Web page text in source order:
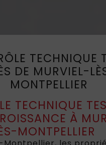
TECHNIQUE
DE MURVIEL-
MONTPELLIER
TECHNIQUE
À
MONTPELLIER